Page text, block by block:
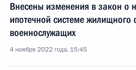
Внесены изменения в закон о
ипотечной системе жилищного
военнослужащих
4 ноября 2022 года, 15:45